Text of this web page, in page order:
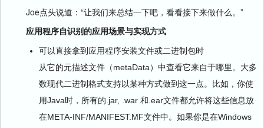
Joe点头说道：“让我们来总结一下吧，看看接下来做什么。”
应用程序自识别的应用场景与实现方式
可以直接拿到应用程序安装文件或二进制包时
从它的元描述文件（metaData）中查看它来自于哪里。大多
数现代二进制格式支持以某种方式做到这一点。比如，你使
用Java时，所有的.jar, .war 和.ear文件都允许将这些信息放
在META-INF/MANIFEST.MF文件中。如果你是在Windows